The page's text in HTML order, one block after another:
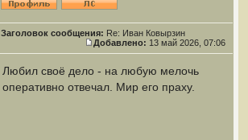
Заголовок сообщения: Re: Иван Ковырзин
Добавлено: 13 май 2026, 07:06
Любил своё дело - на любую мелочь
оперативно отвечал. Мир его праху.